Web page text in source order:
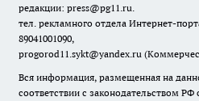
редакции: press@pg11.ru.
тел. рекламного отдела Интернет-
89041001090,
progorod11.sykt@yandex.ru
Вся информация, размещенная на
соответствии с законодательством РФ